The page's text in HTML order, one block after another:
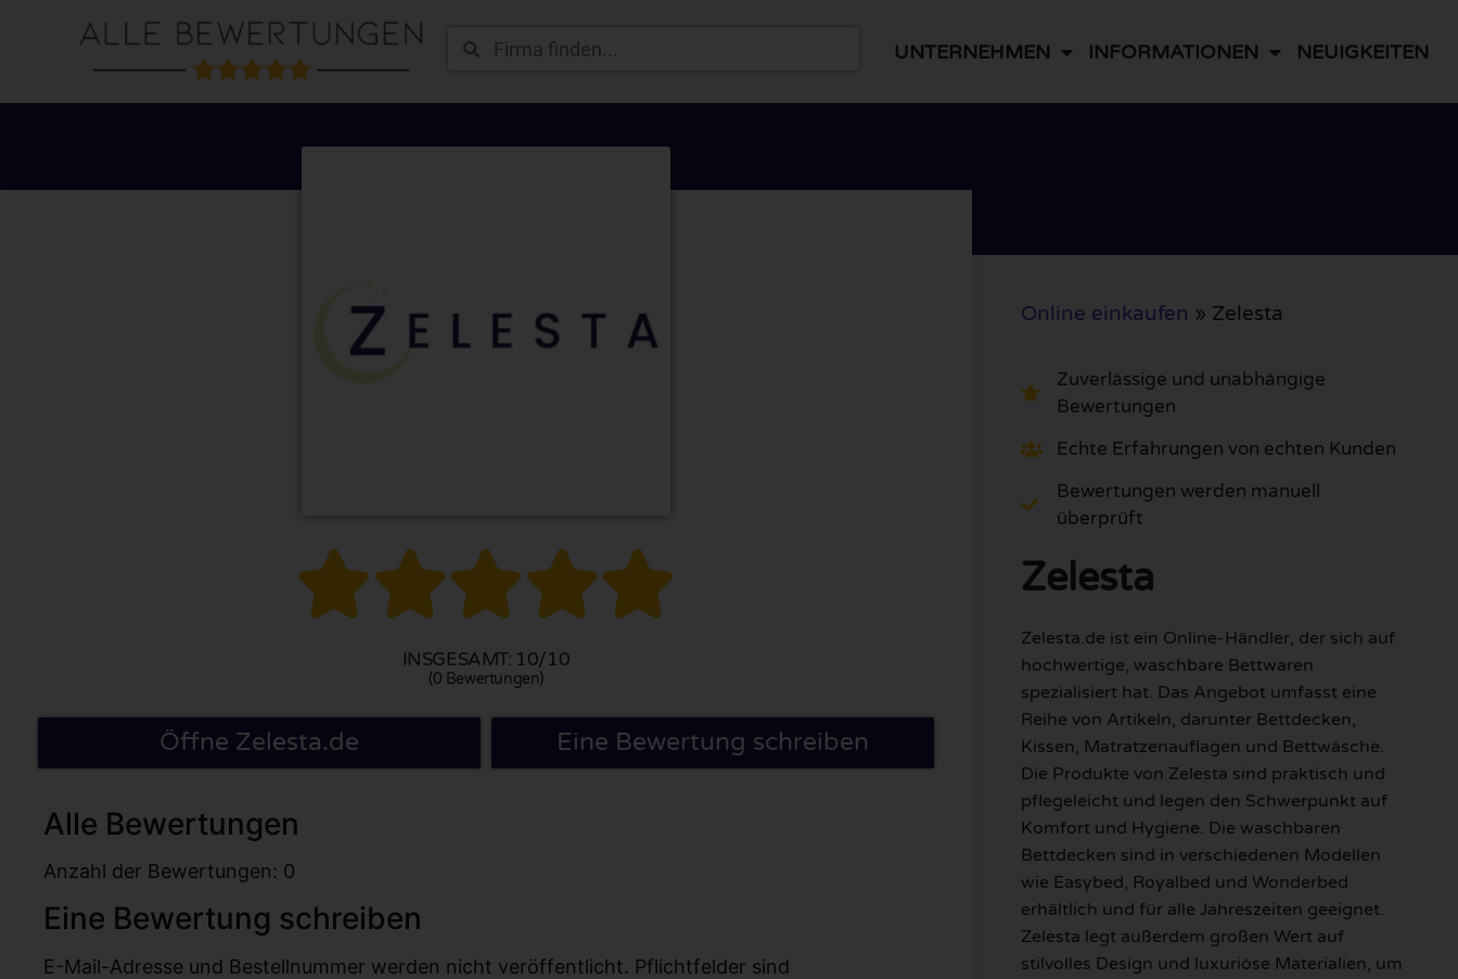
UNTERNEHMEN INFORMATIONEN NEUIGKEITEN

INSGESAMT: 10/10
(0 Bewertungen)
Öffne Zelesta.de Eine Bewertung schreiben
Alle Bewertungen
Anzahl der Bewertungen: 0
Eine Bewertung schreiben
E-Mail-Adresse und Bestellnummer werden nicht veröffentlicht. Pflichtfelder sind
Online einkaufen » Zelesta
Zuverlässige und unabhängige
Bewertungen
Echte Erfahrungen von echten Kunden
Bewertungen werden manuell
überprüft
Zelesta
Zelesta.de ist ein Online-Händler, der sich auf
hochwertige, waschbare Bettwaren
spezialisiert hat. Das Angebot umfasst eine
Reihe von Artikeln, darunter Bettdecken,
Kissen, Matratzenauflagen und Bettwäsche.
Die Produkte von Zelesta sind praktisch und
pflegeleicht und legen den Schwerpunkt auf
Komfort und Hygiene. Die waschbaren
Bettdecken sind in verschiedenen Modellen
wie Easybed, Royalbed und Wonderbed
erhältlich und für alle Jahreszeiten geeignet.
Zelesta legt außerdem großen Wert auf
stilvolles Design und luxuriöse Materialien, um